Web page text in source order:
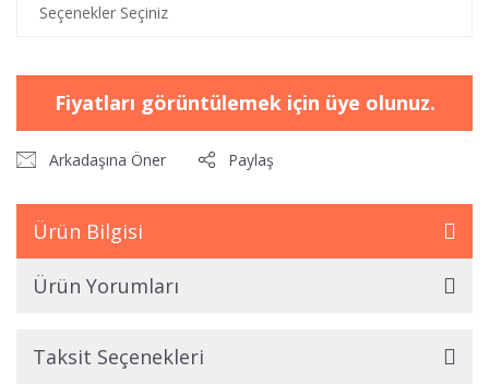
Fiyatları görüntülemek için üye olunuz.
Arkadaşına Öner Paylaş
Ürün Bilgisi
Ürün Yorumları
Taksit Seçenekleri